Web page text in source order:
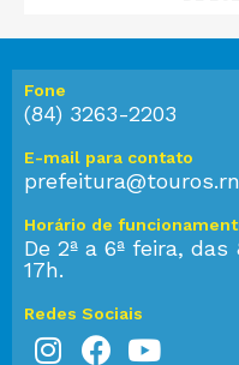
Fone
(84) 3263-2203
E-mail para contato
Horário de
De 2ª a 6ª feira,
17h.
Redes Sociais